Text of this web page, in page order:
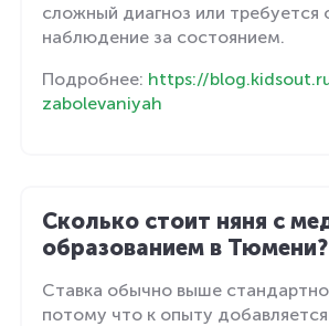
сложный диагноз или требуется
наблюдение за состоянием.
Подробнее: https://
zabolevaniyah
Сколько стоит няня с
образованием в Тюмени?
Ставка обычно выше
потому что к опыту